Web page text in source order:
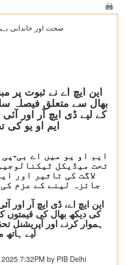
صحت اور خاندانی
این ایچ اے نے ثبوت
بھال سے متعلق فیصلہ
کے لیے ڈی ایچ آر اور
ایم او یو کی
ایم او یو میں اے بی-
تحت میڈیکل
لاگت کی تاثیر اور
جائزہ لینے کے عزم
این ایچ اے، ڈی ایچ آر
کی دیکھ بھال کی قیمتوں
ہموار کرنے اور آپریشنل
لیے ہاتھ
2025 7:32PM by PIB Delhi